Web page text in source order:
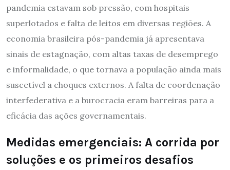
pandemia estavam sob pressão, com hospitais
superlotados e falta de leitos em diversas regiões. A
economia brasileira pós-pandemia já apresentava
sinais de estagnação, com altas taxas de desemprego
e informalidade, o que tornava a população ainda mais
suscetível a choques externos. A falta de coordenação
interfederativa e a burocracia eram barreiras para a
eficácia das ações governamentais.
Medidas emergenciais: A corrida por
soluções e os primeiros desafios